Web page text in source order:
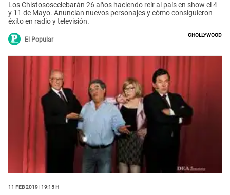
Los Chistososcelebarán 26 años haciendo reír al país en show el 4
y 11 de Mayo. Anuncian nuevos personajes y cómo consiguieron
éxito en radio y televisión.
El Popular
Chollywood
11 Feb 2019 | 19:15 h